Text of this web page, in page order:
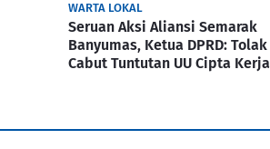
WARTA LOKAL
Seruan Aksi Aliansi Semarak
Banyumas, Ketua DPRD: Tolak
Cabut Tuntutan UU Cipta Kerja